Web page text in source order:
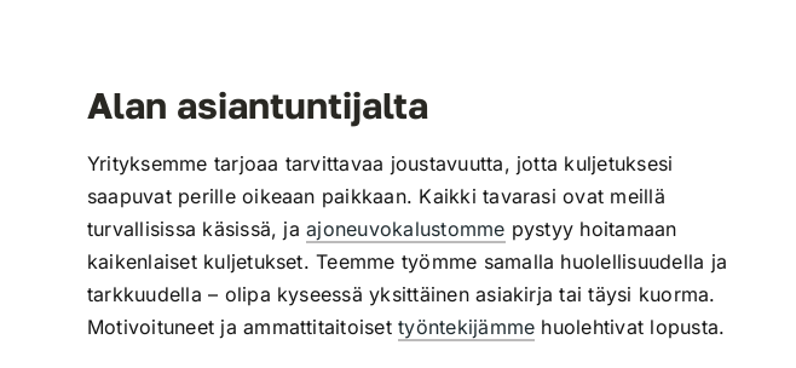
Alan asiantuntijalta
Yrityksemme tarjoaa tarvittavaa joustavuutta, jotta kuljetuksesi
saapuvat perille oikeaan paikkaan. Kaikki tavarasi ovat meillä
turvallisissa käsissä, jaajoneuvokalustomme pystyy hoitamaan
kaikenlaiset kuljetukset. Teemme työmme samalla huolellisuudella ja
tarkkuudella – olipa kyseessä yksittäinen asiakirja tai täysi kuorma.
Motivoituneet ja ammattitaitoisettyöntekijämme huolehtivat lopusta.